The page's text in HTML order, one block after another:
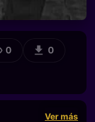
0 0
Ver más